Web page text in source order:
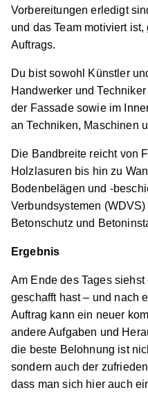
Vorbereitungen erledigt
und das Team motiviert
Auftrags.
Du bist sowohl Künstler
Handwerker und
der Fassade sowie im
an Techniken, Maschinen
Die Bandbreite reicht von
Holzlasuren bis hin zu
Bodenbelägen und -
Verbundsystemen
Betonschutz und
Ergebnis
Am Ende des Tages
geschafft hast – und nach
Auftrag kann ein neuer
andere Aufgaben und
die beste Belohnung ist
sondern auch der
dass man sich hier auch